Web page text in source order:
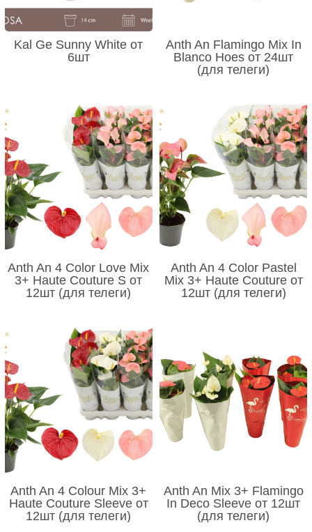
Kal Ge Sunny White от
6шт
Anth An Flamingo Mix In
Blanco Hoes от 24шт
(для телеги)
Anth An 4 Color Love Mix
3+ Haute Couture S от
12шт (для телеги)
Anth An 4 Color Pastel
Mix 3+ Haute Couture от
12шт (для телеги)
Anth An 4 Colour Mix 3+
Haute Couture Sleeve от
12шт (для телеги)
Anth An Mix 3+ Flamingo
In Deco Sleeve от 12шт
(для телеги)